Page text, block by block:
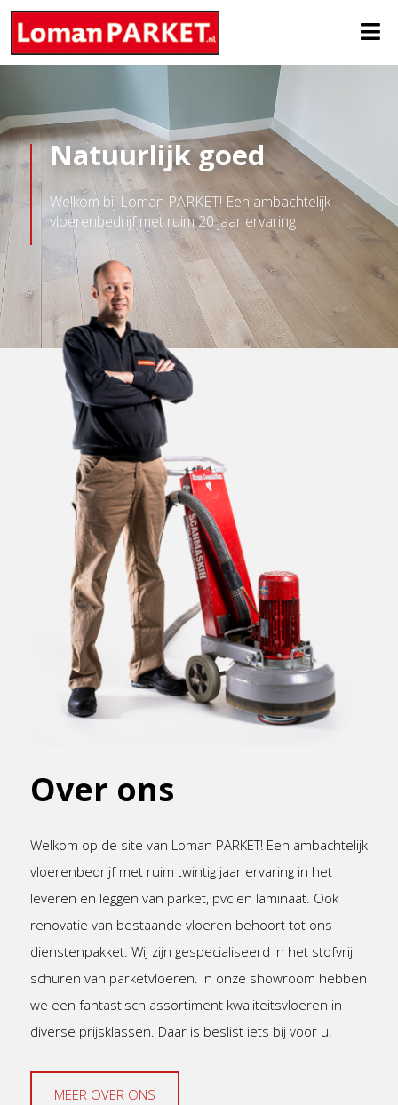
Natuurlijk goed
Welkom bij Loman PARKET! Een ambachtelijk
vloerenbedrijf met ruim 20 jaar ervaring
Over ons
Welkom op de site van Loman PARKET! Een ambachtelijk
vloerenbedrijf met ruim twintig jaar ervaring in het
leveren en leggen van parket, pvc en laminaat. Ook
renovatie van bestaande vloeren behoort tot ons
dienstenpakket. Wij zijn gespecialiseerd in het stofvrij
schuren van parketvloeren. In onze showroom hebben
we een fantastisch assortiment kwaliteitsvloeren in
diverse prijsklassen. Daar is beslist iets bij voor u!
MEER OVER ONS